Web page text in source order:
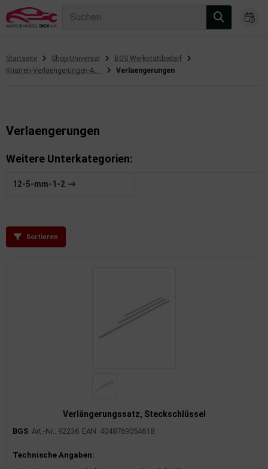
Suchen
Startseite Shop-Universal
BGS Werkstattbedarf
Knarren-Verlaengerungen-Adapter-Zubehoer
Verlaengerungen
Verlaengerungen
Weitere Unterkategorien:
12-5-mm-1-2
Sortieren
Verlängerungssatz, Steckschlüssel
BGS Art.-Nr.: 92236 EAN: 4048769054618
Produktinformationen
Technische Angaben:
Kommunikationssysteme